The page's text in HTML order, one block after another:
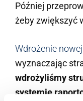
Później
żeby zwiększyć
Wdrożenie
wyznaczając
wdrożyliśmy
systemie